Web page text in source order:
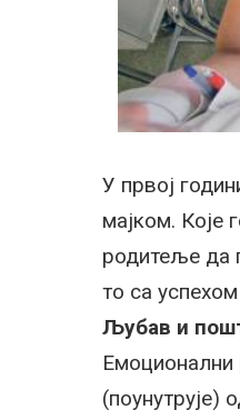
У првој
мајком. Које
родитеље да
то са
Љубав и
Емоционални